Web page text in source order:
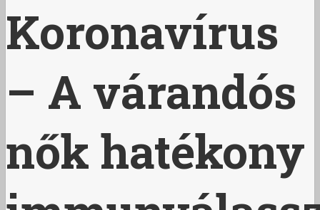
Koronavírus
– A várandós
nők hatékony